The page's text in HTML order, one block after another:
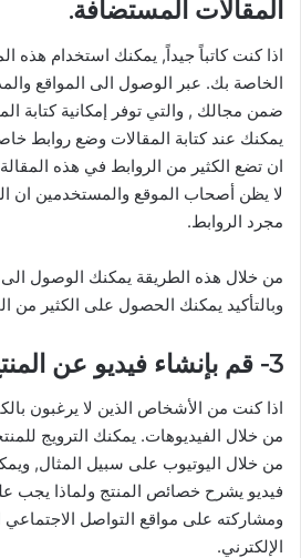
المقالات المستضافة.
اذا كنت كاتباً جيداً, يمكنك استخدام هذه
الخاصة بك. عبر الوصول الى المواقع
ضمن مجالك , والتي توفر إمكانية كتابة
يمكنك عند كتابة المقالات وضع روابط
ان تضع الكثير من الروابط في هذه
لا يظن أصحاب الموقع والمستخدمين ان
مجرد الروابط.
من خلال هذه الطريقة يمكنك الوصول
وبالتأكيد يمكنك الحصول على الكثير من
3- قم بإنشاء فيديو عن المنتج الخاص بك.
اذا كنت من الأشخاص الذين لا يرغبون
من خلال الفيديوهات. يمكنك الترويج
من خلال اليوتيوب على سبيل المثال,
فيديو يشرح خصائص المنتج ولماذا يجب
ومشاركته على مواقع التواصل
الإلكترني.